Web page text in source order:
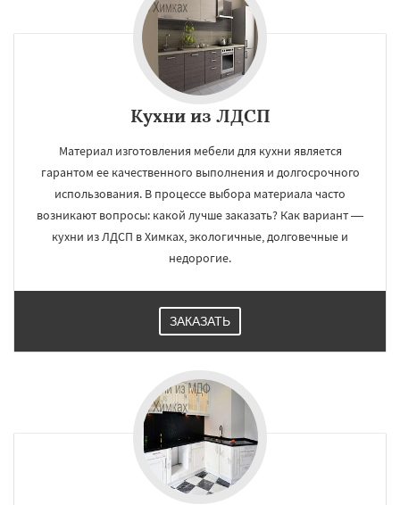
Кухни из ЛДСП
Материал изготовления мебели для кухни является
гарантом ее качественного выполнения и долгосрочного
использования. В процессе выбора материала часто
возникают вопросы: какой лучше заказать? Как вариант —
кухни из ЛДСП в Химках, экологичные, долговечные и
недорогие.
ЗАКАЗАТЬ